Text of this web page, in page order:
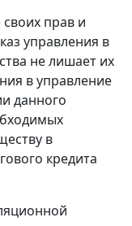
прав и
управления в
не лишает их
в управление
данного
в
кредита